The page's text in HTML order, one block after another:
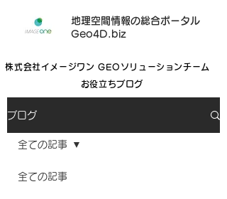
地理空間情報の総合ポータル
Geo4D.biz
株式会社イメージワン GEOソリューションチーム
お役立ちブログ
ブログ
全ての記事
全ての記事